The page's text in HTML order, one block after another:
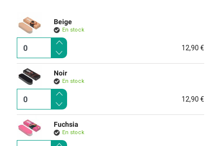
Beige
En stock
12,90 €
Noir
En stock
12,90 €
Fuchsia
En stock